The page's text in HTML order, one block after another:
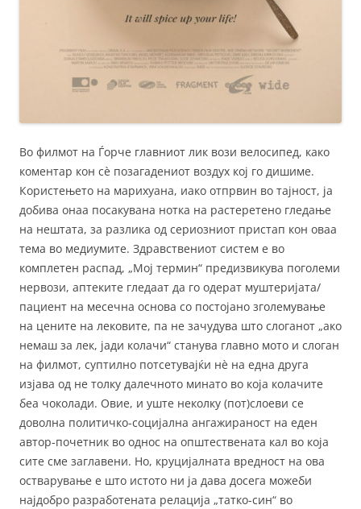
Во филмот на Ѓорче главниот лик вози велосипед, како
коментар кон сè позагадениот воздух кој го дишиме.
Користењето на марихуана, иако отпрвин во тајност, ја
добива онаа посакувана нотка на растеретено гледање
на нештата, за разлика од сериозниот пристап кон оваа
тема во медиумите. Здравствениот систем е во
комплетен распад, „Мој термин“ предизвикува поголеми
нервози, аптеките гледаат да го одерат муштеријата/
пациент на месечна основа со постојано зголемување
на цените на лековите, па не зачудува што слоганот „ако
немаш за лек, јади колачи“ станува главно мото и слоган
на филмот, суптилно потсетувајќи нè на една друга
изјава од не толку далечното минато во која колачите
беа чоколади. Овие, и уште неколку (пот)слоеви се
доволна политичко-социјална ангажираност на еден
автор-почетник во однос на општествената кал во која
сите сме заглавени. Но, круцијалната вредност на ова
остварување е што истото ни ја дава досега можеби
најдобро разработената релација „татко-син“ во